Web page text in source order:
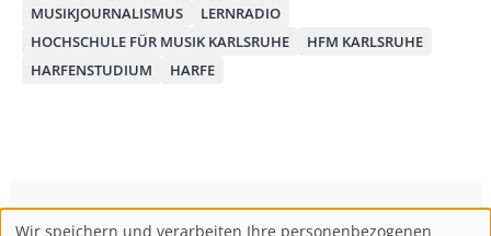
MUSIKJOURNALISMUS
LERNRADIO
HOCHSCHULE FÜR MUSIK KARLSRUHE
HFM KARLSRUHE
HARFENSTUDIUM
HARFE
ConBrio Kulturmedienhaus AGB Datenschutz
Wir speichern und verarbeiten Ihre personenbezogenen